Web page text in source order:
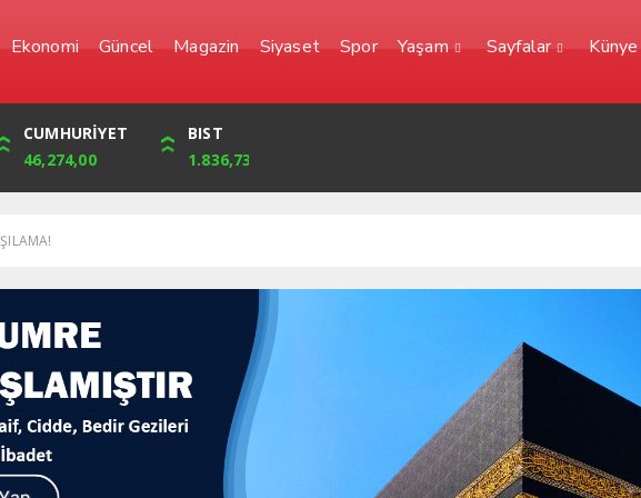
Ekonomi Güncel Magazin Siyaset Spor Yaşam Sayfalar Künye
YEN
0,0000
FRANK
56,6623
CUMHURİYET
46,274,00
BIST
1.836,73